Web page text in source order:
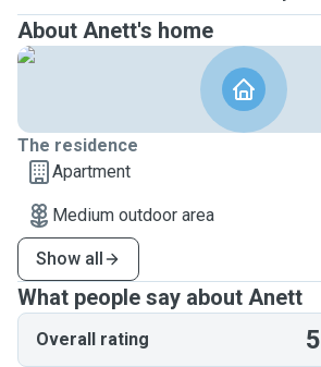
About Anett's home
The residence
Apartment
Medium outdoor area
Show all
What people say about Anett
Overall rating 5